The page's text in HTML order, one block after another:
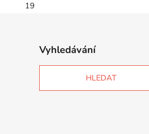
19
Vyhledávání
HLEDAT